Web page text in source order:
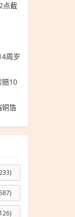
点截
周岁
赔10
铜箔